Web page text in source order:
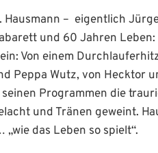
Hausmann – eigentlich
und 60 Jahren
Von einem
Peppa Wutz, von Hecktor
Programmen die
und Tränen geweint.
das Leben so spielt“.